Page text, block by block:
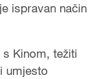
ispravan način
s Kinom, težiti
umjesto